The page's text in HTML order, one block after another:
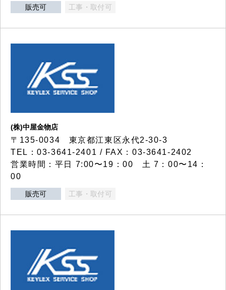
販売可 工事・取付可
(株)中屋金物店
〒135-0034 東京都江東区永代2-30-3
TEL：03-3641-2401 / FAX：03-3641-2402
営業時間：平日 7:00〜19：00 土 7：00〜14：
00
販売可 工事・取付可